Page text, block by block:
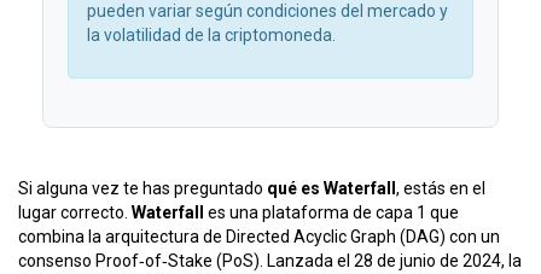
pueden variar según condiciones del mercado y
la volatilidad de la criptomoneda.
Si alguna vez te has preguntado qué es Waterfall , estás en el
lugar correcto. Waterfall es una plataforma de capa 1 que
combina la arquitectura de Directed Acyclic Graph (DAG) con un
consenso Proof‑of‑Stake (PoS) . Lanzada el 28 de junio de 2024, la